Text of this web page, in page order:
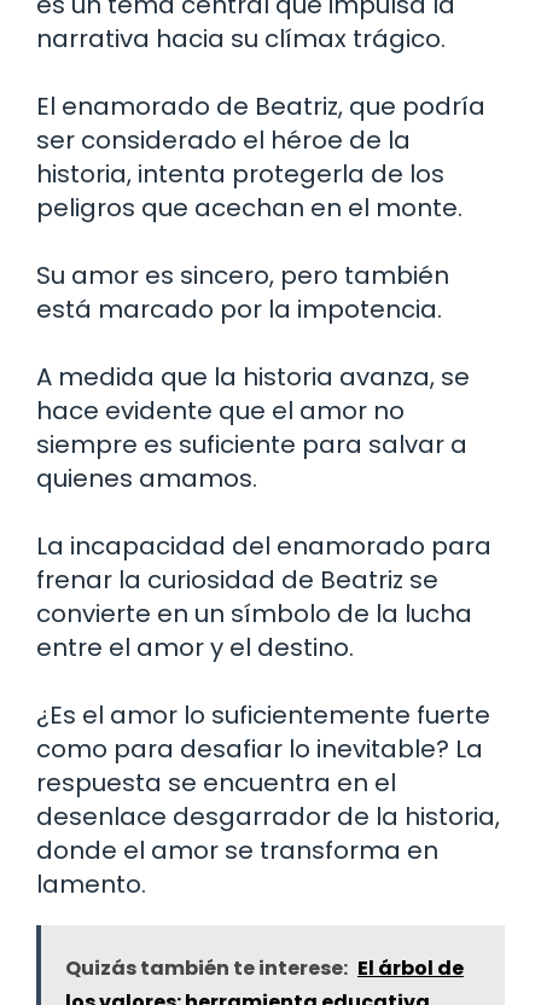
narrativa hacia su clímax trágico.
El enamorado de Beatriz, que podría
ser considerado el héroe de la
historia, intenta protegerla de los
peligros que acechan en el monte.
Su amor es sincero, pero también
está marcado por la impotencia.
A medida que la historia avanza, se
hace evidente que el amor no
siempre es suficiente para salvar a
quienes amamos.
La incapacidad del enamorado para
frenar la curiosidad de Beatriz se
convierte en un símbolo de la lucha
entre el amor y el destino.
¿Es el amor lo suficientemente fuerte
como para desafiar lo inevitable? La
respuesta se encuentra en el
desenlace desgarrador de la historia,
donde el amor se transforma en
lamento.
Quizás también te interese: El árbol de